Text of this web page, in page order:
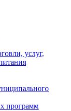
услуг,
программ